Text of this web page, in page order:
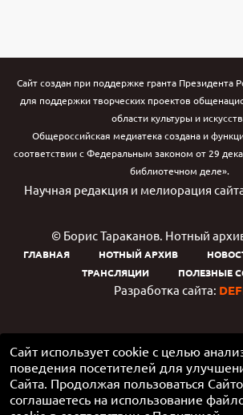
Сайт использует cookie с целью
поведения посетителей для
Сайта. Продолжая пользоваться
соглашаетесь на использование
Сайт создан при поддержке гранта Президента
для поддержки творческих проектов
области культуры и
Общероссийская медиатека создана и
соответствии с Федеральным законом от 29
библиотечном деле».
Научная редакция и мелиорация
© Борис Тараканов. Нотный
ГЛАВНАЯ НОТНЫЙ АРХИВ
ТРАНСЛЯЦИИ
ПОЛЕЗНЫЕ
Разработка сайта: